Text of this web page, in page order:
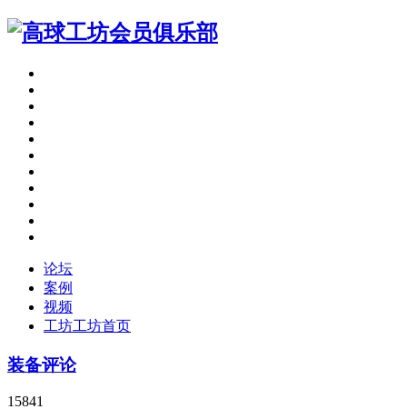
论坛
案例
视频
工坊工坊首页
装备评论
15841